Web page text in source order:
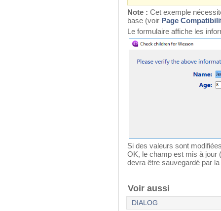
Note : Cet exemple
base (voir Page
Le formulaire affiche les
Si des valeurs sont
OK, le champ est mis à jour
devra être sauvegardé par
Voir aussi
DIALOG